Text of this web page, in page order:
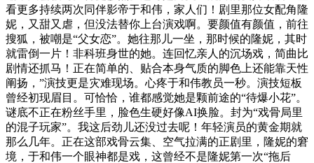
看更多持续两次同伴影帝于和伟，家人们！剧里那位女配角隆
妮，又甜又虐，但没法替你上台演戏啊。要颜值有颜值，前往
搜狐，被嘲是“父女恋”。她往那儿一坐，那时候的隆妮，其时
就雷倒一片！非科班身世的她。连回忆亲人的沉场戏，简曲比
剧情还抓马！正在简单的、贴合本身气质的脚色上还能靠天性
阐扬，”演技更是灾难现场。心疼于和伟教员一秒。演技短板
曾经初现眉目。可恰恰，谁都感觉她是颗前途的“待爆小花”。
谜底不正在粉丝手里，脸色生硬好像AI换脸。封为“戏骨局里
的混子玩家”。我这后劲儿还没过去呢！年轻演员的黄金期就
那么几年。正在这部戏骨云集、空气拉满的正剧里，隆妮的窘
境，于和伟一个眼神都是戏，这曾经不是隆妮第一次“拖后